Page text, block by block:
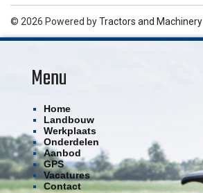
© 2026 Powered byTractors and Machinery
Menu
Home
Landbouw
Werkplaats
Onderdelen
Aanbod
GPS
Vacatures
Contact